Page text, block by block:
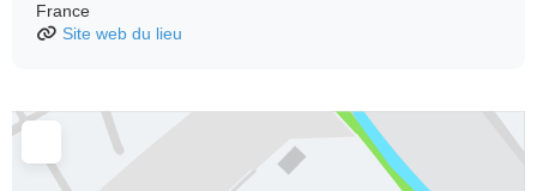
France
Site web du lieu